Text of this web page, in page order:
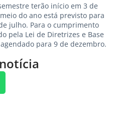
terão início em 3 de
do ano está previsto para
julho. Para o cumprimento
pela Lei de Diretrizes e Base
para 9 de dezembro.